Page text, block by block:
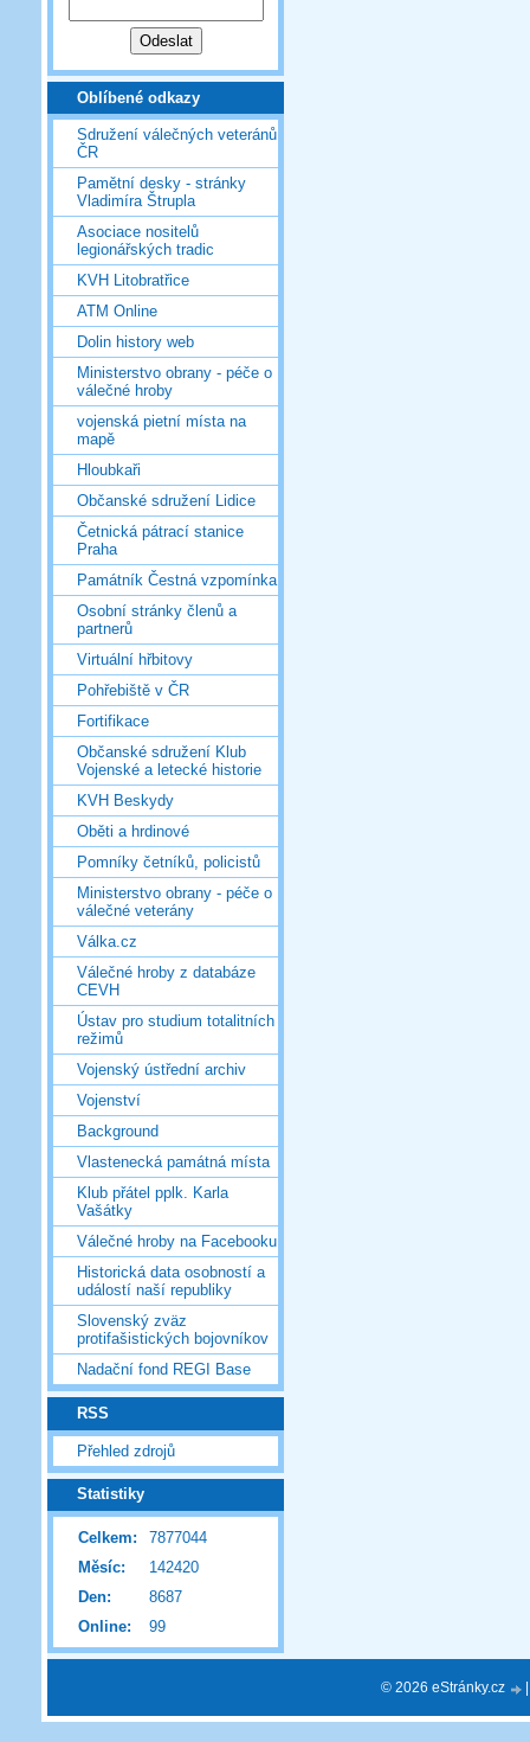
Oblíbené odkazy
Sdružení válečných veteránů
ČR
Pamětní desky - stránky
Vladimíra Štrupla
Asociace nositelů
legionářských tradic
KVH Litobratřice
ATM Online
Dolin history web
Ministerstvo obrany - péče o
válečné hroby
vojenská pietní místa na
mapě
Hloubkaři
Občanské sdružení Lidice
Četnická pátrací stanice
Praha
Památník Čestná vzpomínka
Osobní stránky členů a
partnerů
Virtuální hřbitovy
Pohřebiště v ČR
Fortifikace
Občanské sdružení Klub
Vojenské a letecké historie
KVH Beskydy
Oběti a hrdinové
Pomníky četníků, policistů
Ministerstvo obrany - péče o
válečné veterány
Válka.cz
Válečné hroby z databáze
CEVH
Ústav pro studium totalitních
režimů
Vojenský ústřední archiv
Vojenství
Background
Vlastenecká památná místa
Klub přátel pplk. Karla
Vašátky
Válečné hroby na Facebooku
Historická data osobností a
událostí naší republiky
Slovenský zväz
protifašistických bojovníkov
Nadační fond REGI Base
RSS
Přehled zdrojů
Statistiky
Online: 99
Celkem:
7877044
Měsíc:
142420
Den:
8687
© 2026 eStránky.cz